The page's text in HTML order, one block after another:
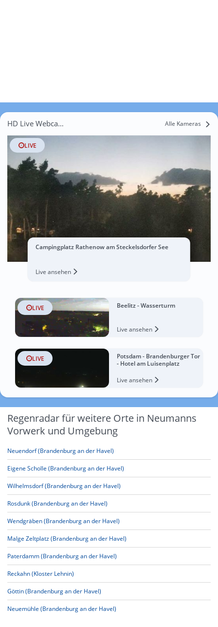
HD Live Webcams Neumanns Vorwerk Alle Kameras
LIVE
Campingplatz Rathenow am Steckelsdorfer See
Live ansehen
LIVE Beelitz - Wasserturm
Live ansehen
LIVE
Potsdam - Brandenburger Tor
- Hotel am Luisenplatz
Live ansehen
Regenradar für weitere Orte in Neumanns
Vorwerk und Umgebung
Neuendorf (Brandenburg an der Havel)
Eigene Scholle (Brandenburg an der Havel)
Wilhelmsdorf (Brandenburg an der Havel)
Rosdunk (Brandenburg an der Havel)
Wendgräben (Brandenburg an der Havel)
Malge Zeltplatz (Brandenburg an der Havel)
Paterdamm (Brandenburg an der Havel)
Reckahn (Kloster Lehnin)
Göttin (Brandenburg an der Havel)
Neuemühle (Brandenburg an der Havel)